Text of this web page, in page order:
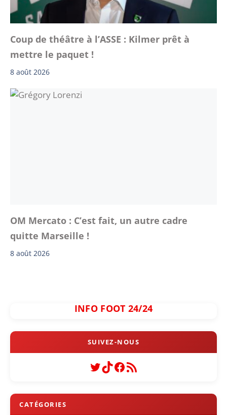
Coup de théâtre à l’ASSE : Kilmer prêt à
mettre le paquet !
8 août 2026
OM Mercato : C’est fait, un autre cadre
quitte Marseille !
8 août 2026
INFO FOOT 24/24
Twitter
TikTok
Facebook
Flux RSS